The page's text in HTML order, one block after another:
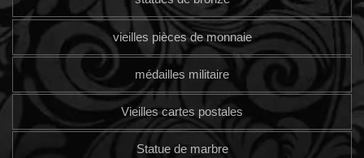
vieilles pièces de monnaie
médailles militaire
Vieilles cartes postales
Statue de marbre